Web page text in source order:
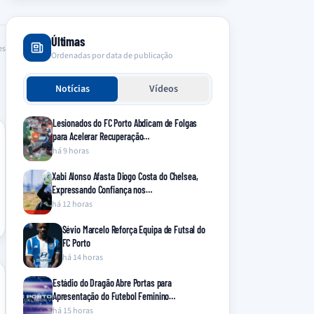
Últimas
Ordenadas por data de publicação
Notícias Vídeos
Lesionados do FC Porto Abdicam de Folgas
para Acelerar Recuperação…
há 9 horas
Xabi Alonso Afasta Diogo Costa do Chelsea,
Expressando Confiança nos…
há 12 horas
Sévio Marcelo Reforça Equipa de Futsal do
FC Porto
há 14 horas
Estádio do Dragão Abre Portas para
Apresentação do Futebol Feminino…
há 15 horas